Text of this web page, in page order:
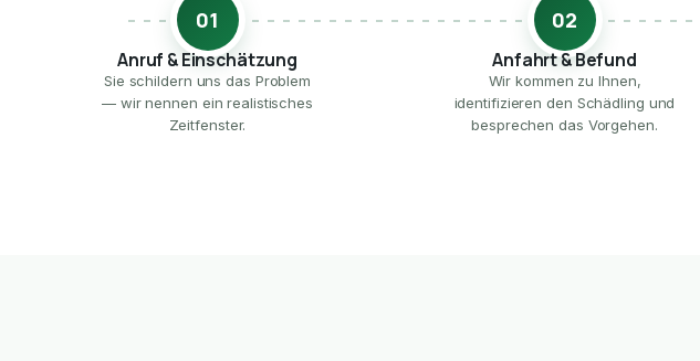
01
Anruf & Einschätzung
Sie schildern uns das Problem
— wir nennen ein realistisches
Zeitfenster.
02
Anfahrt & Befund
Wir kommen zu Ihnen,
identifizieren den Schädling und
besprechen das Vorgehen.